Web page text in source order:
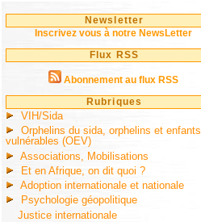
Newsletter
Inscrivez vous à notre NewsLetter
Flux RSS
Abonnement au flux RSS
Rubriques
VIH/Sida
Orphelins du sida, orphelins et enfants
vulnérables (OEV)
Associations, Mobilisations
Et en Afrique, on dit quoi ?
Adoption internationale et nationale
Psychologie géopolitique
Justice internationale